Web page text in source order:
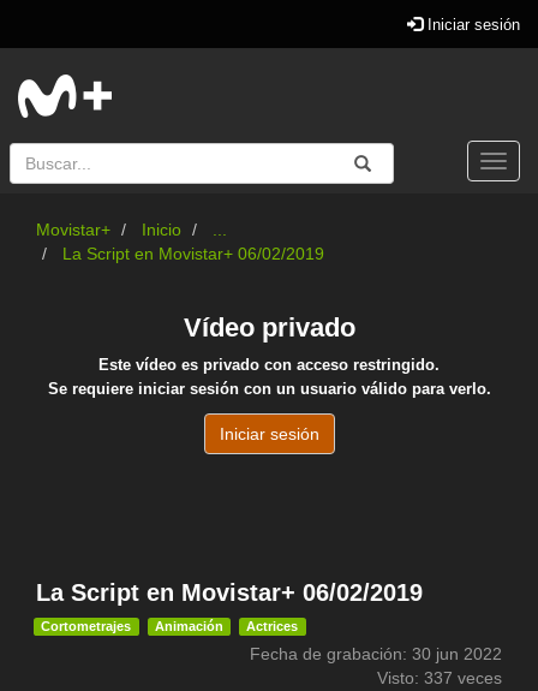
Iniciar sesión
Buscar Enviar
Buscar
Movistar+ Inicio
La Script en Movistar+ 06/02/2019
La Script en Movistar+ 06/02/2019
Cortometrajes Animación Actrices
Fecha de grabación: 30 jun 2022
Visto: 337 veces